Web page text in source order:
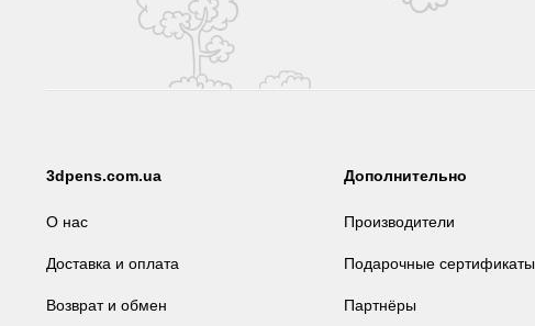
3dpens.com.ua
О нас
Доставка и оплата
Возврат и обмен
Дополнительно
Производители
Подарочные сертификаты
Партнёры